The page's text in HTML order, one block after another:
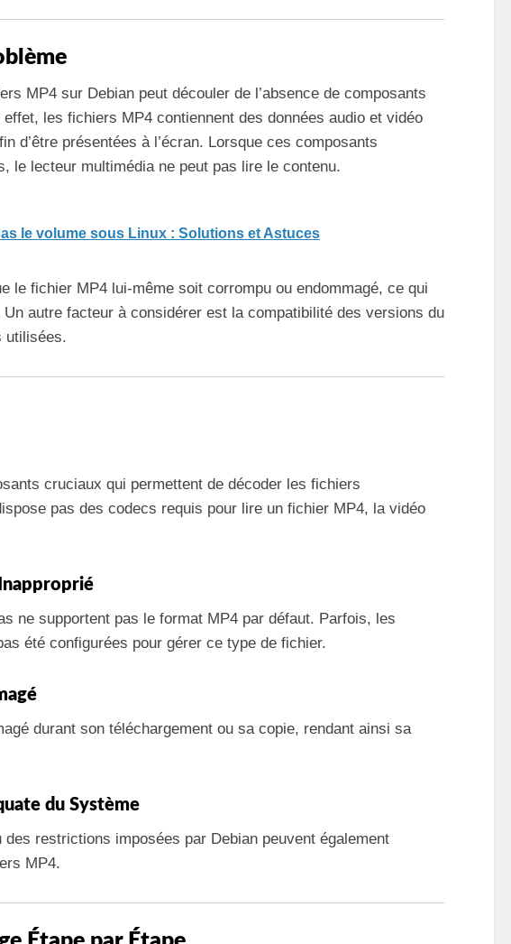
MP4 sur Debian peut découler de l’absence de composants
les fichiers MP4 contiennent des données audio et vidéo
d’être présentées à l’écran. Lorsque ces composants
le lecteur multimédia ne peut pas lire le contenu.
le volume sous Linux : Solutions et Astuces
le fichier MP4 lui-même soit corrompu ou endommagé, ce qui
autre facteur à considérer est la compatibilité des versions du
utilisées.
cruciaux qui permettent de décoder les fichiers
pas des codecs requis pour lire un fichier MP4, la vidéo
ne supportent pas le format MP4 par défaut. Parfois, les
été configurées pour gérer ce type de fichier.
durant son téléchargement ou sa copie, rendant ainsi sa
du Système
restrictions imposées par Debian peuvent également
MP4.